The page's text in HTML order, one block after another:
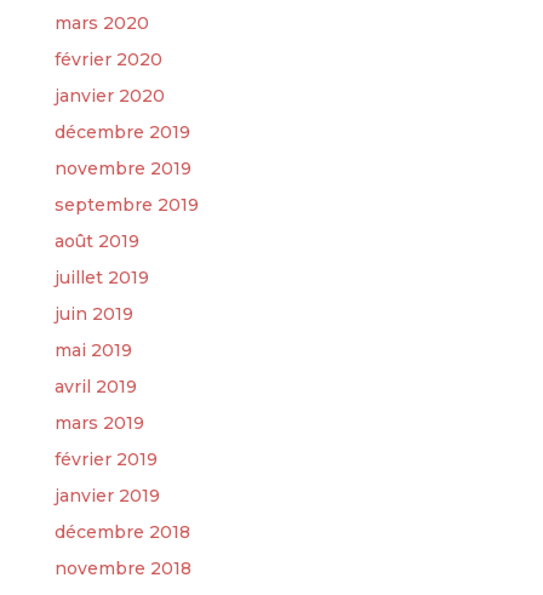
mars 2020
février 2020
janvier 2020
décembre 2019
novembre 2019
septembre 2019
août 2019
juillet 2019
juin 2019
mai 2019
avril 2019
mars 2019
février 2019
janvier 2019
décembre 2018
novembre 2018